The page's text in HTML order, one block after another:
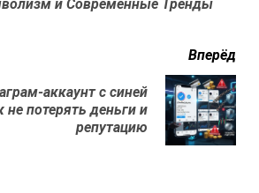
и Современные Тренды
Вперёд
аккаунт с синей
не потерять деньги и
репутацию